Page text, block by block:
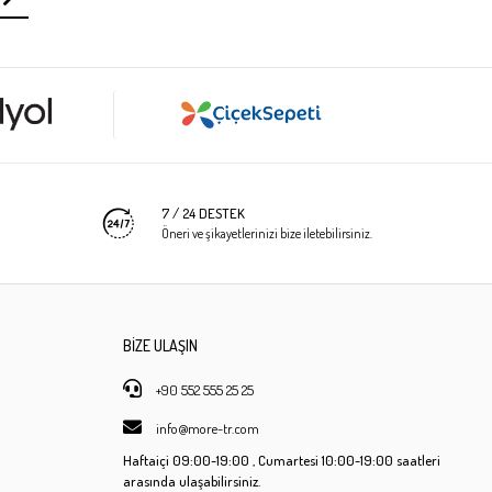
7 / 24 DESTEK
Öneri ve şikayetlerinizi bize iletebilirsiniz.
BİZE ULAŞIN
+90 552 555 25 25
info@more-tr.com
Haftaiçi 09:00-19:00 , Cumartesi10:00-19:00 saatleri
arasında ulaşabilirsiniz.